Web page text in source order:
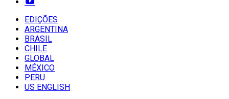
EDIÇÕES
ARGENTINA
BRASIL
CHILE
GLOBAL
MÉXICO
PERU
US ENGLISH